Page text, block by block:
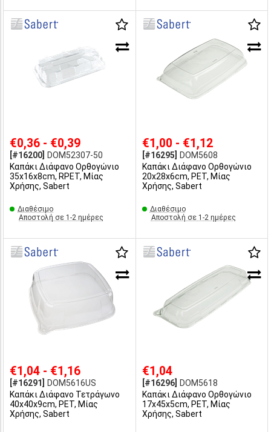
€0,36 - €0,39
[#16200]
DOM52307-50
Καπάκι Διάφανο Ορθoγώνιο
35x16x8cm, RPET, Μίας
Χρήσης, Sabert
Διαθέσιμο
Αποστολή σε 1-2 ημέρες
€1,00 - €1,12
[#16295]
DOM5608
Καπάκι Διάφανο Ορθoγώνιο
20x28x6cm, PET, Μίας
Χρήσης, Sabert
Διαθέσιμο
Αποστολή σε 1-2 ημέρες
€1,04 - €1,16
[#16291]
DOM5616US
Καπάκι Διάφανο Τετράγωνο
40x40x9cm, PET, Μίας
Χρήσης, Sabert
€1,04
[#16296]
DOM5618
Καπάκι Διάφανο Ορθoγώνιο
17x45x5cm, PET, Μίας
Χρήσης, Sabert